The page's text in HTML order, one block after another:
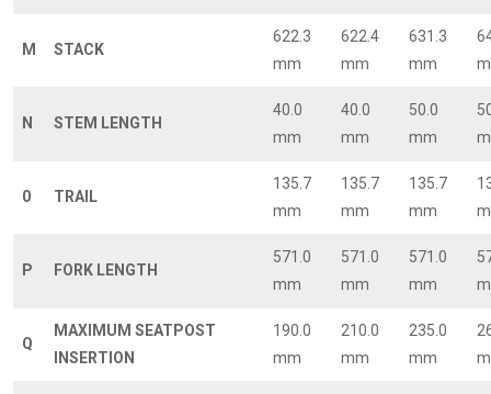
M STACK
622.3
mm
622.4
mm
631.3
mm
N STEM LENGTH
40.0
mm
40.0
mm
50.0
mm
0 TRAIL
135.7
mm
135.7
mm
135.7
mm
P FORK LENGTH
571.0
mm
571.0
mm
571.0
mm
Q
MAXIMUM SEATPOST
INSERTION
190.0
mm
210.0
mm
235.0
mm